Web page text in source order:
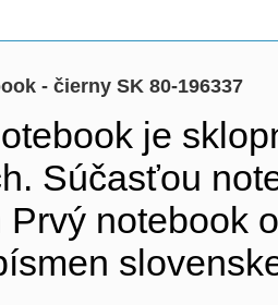
- čierny SK 80-196337
je
Súčasťou
Prvý notebook